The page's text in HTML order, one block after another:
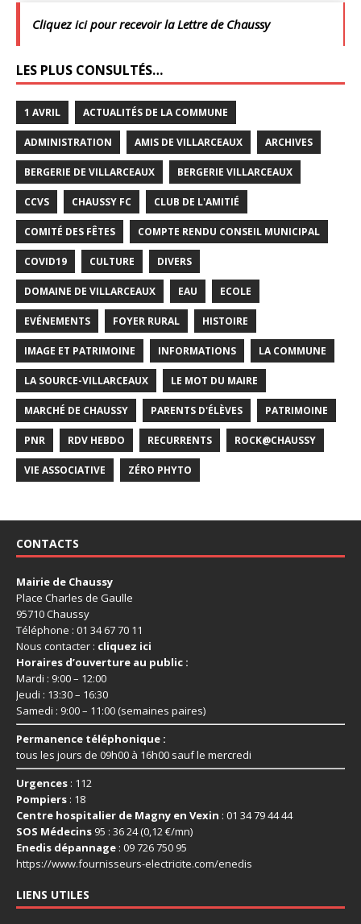
Cliquez ici pour recevoir la Lettre de Chaussy
LES PLUS CONSULTÉS…
1 AVRIL ACTUALITÉS DE LA COMMUNE
ADMINISTRATION AMIS DE VILLARCEAUX ARCHIVES
BERGERIE DE VILLARCEAUX BERGERIE VILLARCEAUX
CCVS CHAUSSY FC CLUB DE L'AMITIÉ
COMITÉ DES FÊTES COMPTE RENDU CONSEIL MUNICIPAL
COVID19 CULTURE DIVERS
DOMAINE DE VILLARCEAUX EAU ECOLE
EVÉNEMENTS FOYER RURAL HISTOIRE
IMAGE ET PATRIMOINE INFORMATIONS LA COMMUNE
LA SOURCE-VILLARCEAUX LE MOT DU MAIRE
MARCHÉ DE CHAUSSY PARENTS D'ÉLÈVES PATRIMOINE
PNR RDV HEBDO RECURRENTS ROCK@CHAUSSY
VIE ASSOCIATIVE ZÉRO PHYTO
CONTACTS
Mairie de Chaussy
Place Charles de Gaulle
95710 Chaussy
Téléphone : 01 34 67 70 11
Nous contacter : cliquez ici
Horaires d’ouverture au public :
Mardi : 9:00 – 12:00
Jeudi : 13:30 – 16:30
Samedi : 9:00 – 11:00 (semaines paires)
Permanence téléphonique :
tous les jours de 09h00 à 16h00 sauf le mercredi
Urgences : 112
Pompiers : 18
Centre hospitalier de Magny en Vexin : 01 34 79 44 44
SOS Médecins 95 : 36 24 (0,12 €/mn)
Enedis dépannage : 09 726 750 95
https://www.fournisseurs-electricite.com/enedis
LIENS UTILES